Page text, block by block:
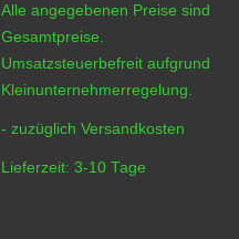
Alle angegebenen Preise sind
Gesamtpreise.
Umsatzsteuerbefreit aufgrund
Kleinunternehmerregelung.
- zuzüglich Versandkosten
Lieferzeit: 3-10 Tage